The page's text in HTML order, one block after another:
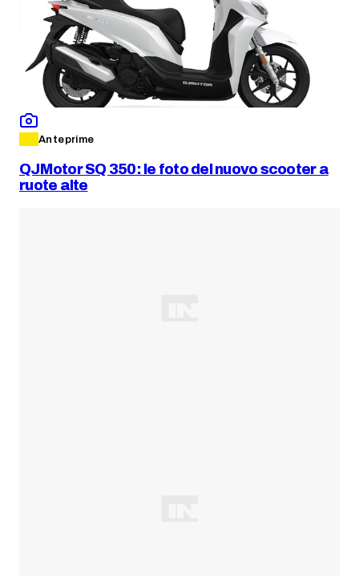
Anteprime
QJMotor SQ 350: le foto del nuovo scooter a
ruote alte